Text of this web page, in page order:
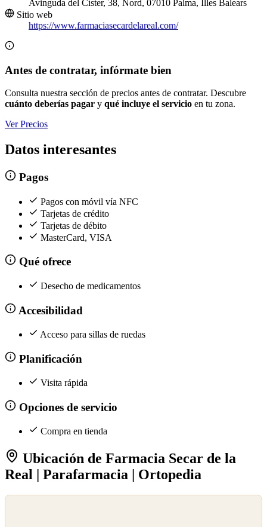
Avinguda del Císter, 38, Nord, 07010 Palma, Illes Balears
Sitio web
https://www.farmaciasecardelareal.com/
Antes de contratar, infórmate bien
Consulta nuestra sección de precios antes de contratar. Descubre
cuánto deberías pagar y qué incluye el servicio en tu zona.
Ver Precios
Datos interesantes
Pagos
Pagos con móvil vía NFC
Tarjetas de crédito
Tarjetas de débito
MasterCard, VISA
Qué ofrece
Desecho de medicamentos
Accesibilidad
Acceso para sillas de ruedas
Planificación
Visita rápida
Opciones de servicio
Compra en tienda
Ubicación de Farmacia Secar de la
Real | Parafarmacia | Ortopedia